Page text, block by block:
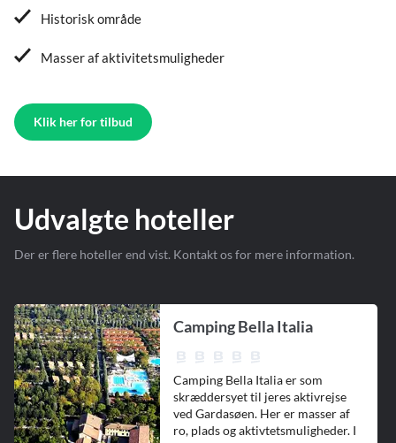
Historisk område
Masser af aktivitetsmuligheder
Klik her for tilbud
Udvalgte hoteller
Der er flere hoteller end vist. Kontakt os for mere information.
Camping Bella Italia
Camping Bella Italia er som
skræddersyet til jeres aktivrejse
ved Gardasøen. Her er masser af
ro, plads og aktivtetsmuligheder. I